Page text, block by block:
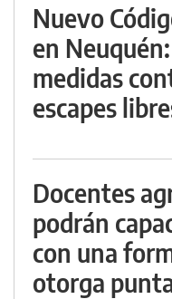
Nuevo
en
medidas
escapes
Docentes
podrán
con una
otorga